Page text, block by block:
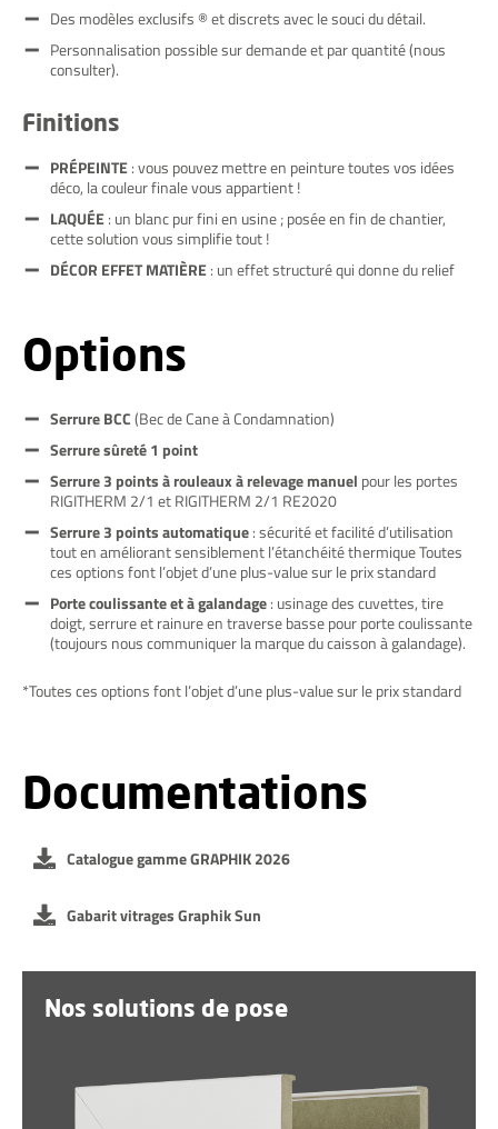
Des modèles exclusifs ® et discrets avec le souci du détail.
Personnalisation possible sur demande et par quantité (nous
consulter).
Finitions
PRÉPEINTE: vous pouvez mettre en peinture toutes vos idées
déco, la couleur finale vous appartient !
LAQUÉE: un blanc pur fini en usine ; posée en fin de chantier,
cette solution vous simplifie tout !
DÉCOR EFFET MATIÈRE: un effet structuré qui donne du relief
Options
Serrure BCC(Bec de Cane à Condamnation)
Serrure sûreté 1 point
Serrure 3 points à rouleaux à relevage manuel pour les portes
RIGITHERM 2/1 et RIGITHERM 2/1 RE2020
Serrure 3 points automatique: sécurité et facilité d’utilisation
tout en améliorant sensiblement l’étanchéité thermique Toutes
ces options font l’objet d’une plus-value sur le prix standard
Porte coulissante et à galandage: usinage des cuvettes, tire
doigt, serrure et rainure en traverse basse pour porte coulissante
(toujours nous communiquer la marque du caisson à galandage).
*Toutes ces options font l’objet d’une plus-value sur le prix standard
Documentations
Catalogue gamme GRAPHIK 2026
Gabarit vitrages Graphik Sun
Nos solutions de pose